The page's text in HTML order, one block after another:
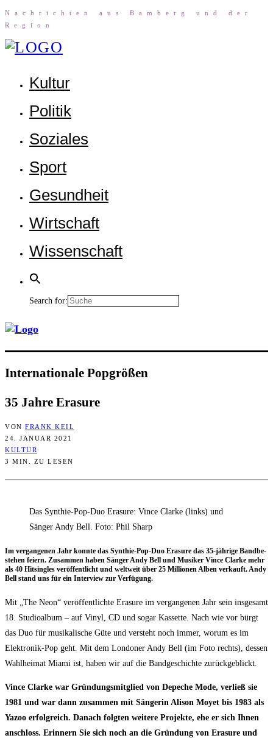
Nach­rich­ten aus Bam­berg und der
Region
Kul­tur
Poli­tik
Sozia­les
Sport
Gesund­heit
Wirt­schaft
Wis­sen­schaft
Search for:
Inter­na­tio­na­le Popgrößen
35 Jah­re Erasure
VON FRANK KEIL
24. JANUAR 2021
KULTUR
3 MIN. ZU LESEN
Das Synthie-Pop-Duo Erasure: Vince Clarke (links) und
Sänger Andy Bell. Foto: Phil Sharp
Im ver­gan­ge­nen Jahr konn­te das Syn­thie-Pop-Duo Era­su­re das 35-jäh­ri­ge Band­be­
stehen fei­ern. Zusam­men haben Sän­ger Andy Bell und Musi­ker Vin­ce Clar­ke mehr
als 40 Hit­sin­gles ver­öf­fent­licht und welt­weit über 25 Mil­lio­nen Alben ver­kauft. Andy
Bell stand uns für ein Inter­view zur Verfügung.
Mit „The Neon“ ver­öf­fent­lich­te Era­su­re im ver­gan­ge­nen Jahr sein ins­ge­samt
18. Stu­dio­al­bum – auf Vinyl, CD und sogar Kas­set­te. Nach wie vor bürgt
das Duo für musi­ka­li­sche Güte und ver­steht noch immer, wor­um es im
Elek­tro­nik-Pop geht. Mit dem Lon­do­ner Andy Bell (im Foto rechts), des­sen
Wahl­hei­mat Miami ist, haben wir auf die Band­ge­schich­te zurückgeblickt.
Vin­ce Clar­ke war Grün­dungs­mit­glied von Depe­che Mode, ver­ließ sie
1981 und war dann zusam­men mit Sän­ge­rin Ali­son Moy­et bis 1983 als
Yazoo erfolg­reich. Danach folg­ten wei­te­re Pro­jek­te, ehe er sich Ihnen
anschloss. Erin­nern Sie sich noch an die Grün­dung von Era­su­re und